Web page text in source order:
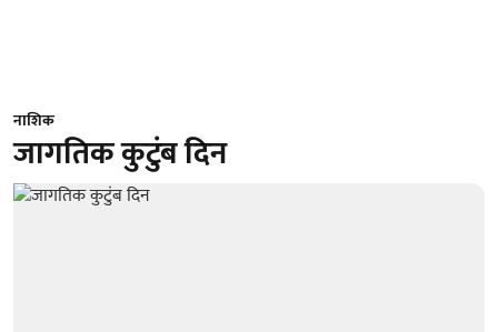
नाशिक
जागतिक कुटुंब दिन